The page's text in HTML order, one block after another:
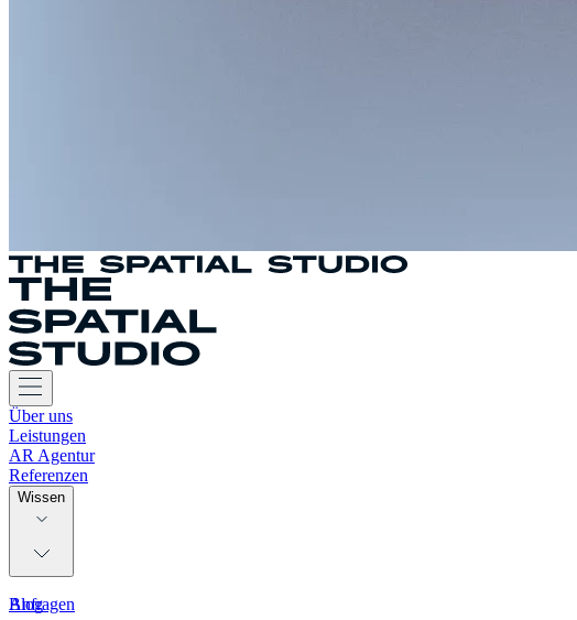
Über uns
Leistungen
AR Agentur
Referenzen
Wissen
Blog
Anfragen